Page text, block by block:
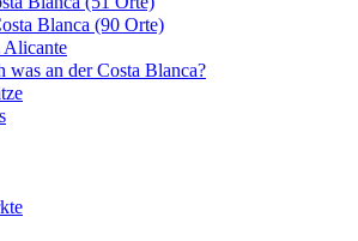
Blanca (90 Orte)
an der Costa Blanca?